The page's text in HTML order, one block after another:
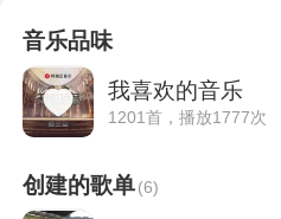
音乐品味
我喜欢的音乐
1201首，播放1777次
创建的歌单(6)